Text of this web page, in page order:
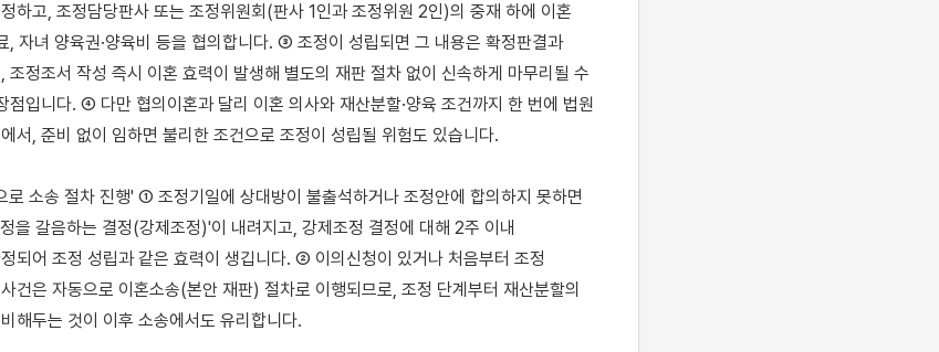
하고, 조정담당판사 또는 조정위원회(판사 1인과 조정위원 2인)의 중재 하에 이혼
, 자녀 양육권·양육비 등을 협의합니다. ③ 조정이 성립되면 그 내용은 확정판결과
조정조서 작성 즉시 이혼 효력이 발생해 별도의 재판 절차 없이 신속하게 마무리될 수
점입니다. ④ 다만 협의이혼과 달리 이혼 의사와 재산분할·양육 조건까지 한 번에 법원
서, 준비 없이 임하면 불리한 조건으로 조정이 성립될 위험도 있습니다.
로 소송 절차 진행' ① 조정기일에 상대방이 불출석하거나 조정안에 합의하지 못하면
을 갈음하는 결정(강제조정)'이 내려지고, 강제조정 결정에 대해 2주 이내
되어 조정 성립과 같은 효력이 생깁니다. ② 이의신청이 있거나 처음부터 조정
건은 자동으로 이혼소송(본안 재판) 절차로 이행되므로, 조정 단계부터 재산분할의
해두는 것이 이후 소송에서도 유리합니다.